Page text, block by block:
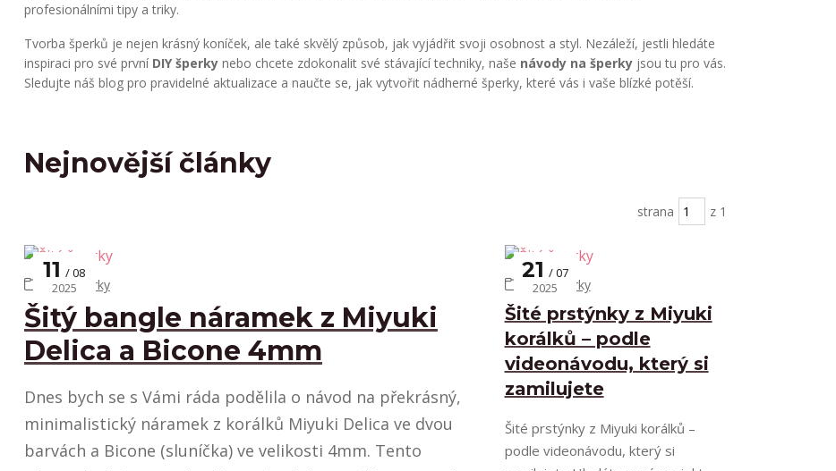
profesionálními tipy a triky.
Tvorba šperků je nejen krásný koníček, ale také skvělý způsob, jak vyjádřit svoji osobnost a styl. Nezáleží, jestli hledáte
inspiraci pro své první DIY šperkynebo chcete zdokonalit své stávající techniky, naše návody na šperkyjsou tu pro vás.
Sledujte náš blog pro pravidelné aktualizace a naučte se, jak vytvořit nádherné šperky, které vás i vaše blízké potěší.
Nejnovější články
strana z 1
Šitý bangle náramek z Miyuki
Delica a Bicone 4mm
11
08
2025
Šité šperky
Dnes bych se s Vámi ráda podělila o návod na překrásný,
minimalistický náramek z korálků Miyuki Delica ve dvou
barvách a Bicone (sluníčka) ve velikosti 4mm. Tento
Šité prstýnky z Miyuki
korálků – podle
videonávodu, který si
zamilujete
21
07
2025
Šité šperky
Šité prstýnky z Miyuki korálků –
podle videonávodu, který si